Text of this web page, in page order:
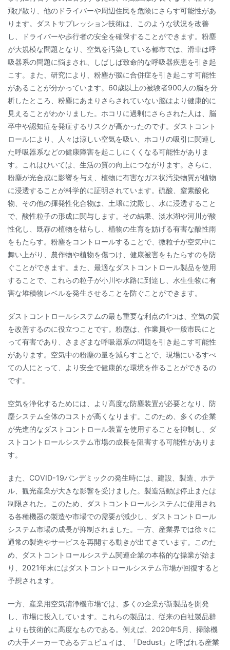
飛び散り、他のドライバーや周辺住民を危険にさらす可能性があ
ります。ダストサプレッション技術は、このような状況を改善
し、ドライバーや歩行者の安全を確保することができます。粉塵
が大規模な問題となり、空気を汚染している都市では、滑車は呼
吸器系の問題に悩まされ、しばしば致命的な呼吸器疾患を引き起
こす。また、研究により、粉塵が脳に合併症を引き起こす可能性
があることが分かっています。60歳以上の被験者900人の脳を分
析したところ、粉塵にあまりさらされていない脳はより健康的に
見えることがわかりました。ホコリに過剰にさらされた人は、脳
卒中や認知症を発症するリスクが高かったのです。ダストコント
ロールにより、人々は涼しい空気を吸い、ホコリの吸引に関連し
た呼吸器系などの健康障害を起こしにくくなる可能性がありま
す。これはひいては、生活の質の向上につながります。さらに、
粉塵が光合成に影響を与え、植物に有害なガス状汚染物質が植物
に浸透することが科学的に証明されています。硫酸、窒素酸化
物、その他の揮発性化合物は、土壌に沈殿し、水に浸透すること
で、酸性粒子の形成に関与します。その結果、淡水湖や河川が酸
性化し、既存の植物を枯らし、植物の生育を妨げる有害な酸性雨
をもたらす。粉塵をコントロールすることで、微粒子が空気中に
舞い上がり、農作物や植物を傷つけ、健康被害をもたらすのを防
ぐことができます。また、最適なダストコントロール製品を使用
することで、これらの粒子が小川や水路に到達し、水生生物に有
害な堆積物レベルを発生させることを防ぐことができます。
ダストコントロールシステムの最も重要な利点の1つは、空気の質
を改善するのに役立つことです。粉塵は、作業員や一般市民にと
って有害であり、さまざまな呼吸器系の問題を引き起こす可能性
があります。空気中の粉塵の量を減らすことで、現場にいるすべ
ての人にとって、より安全で健康的な環境を作ることができるの
です。
空気を浄化するためには、より高度な防塵装置が必要となり、防
塵システム全体のコストが高くなります。このため、多くの企業
が先進的なダストコントロール装置を使用することを抑制し、ダ
ストコントロールシステム市場の成長を阻害する可能性がありま
す。
また、COVID-19パンデミックの発生時には、建設、製造、ホテ
ル、観光産業が大きな影響を受けました。製造活動は停止または
制限された。このため、ダストコントロールシステムに使用され
る各種機器の製造や市場での需要が減少し、ダストコントロール
システム市場の成長が抑制されました。一方、産業界では徐々に
通常の製造やサービスを再開する動きが出てきています。このた
め、ダストコントロールシステム関連企業の本格的な操業が始ま
り、2021年末にはダストコントロールシステム市場が回復すると
予想されます。
一方、産業用空気清浄機市場では、多くの企業が新製品を開発
し、市場に投入しています。これらの製品は、従来の自社製品群
よりも技術的に高度なものである。例えば、2020年5月、掃除機
の大手メーカーであるデュピュイは、「Dedust」と呼ばれる産業